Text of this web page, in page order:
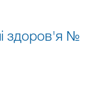
здоров'я №